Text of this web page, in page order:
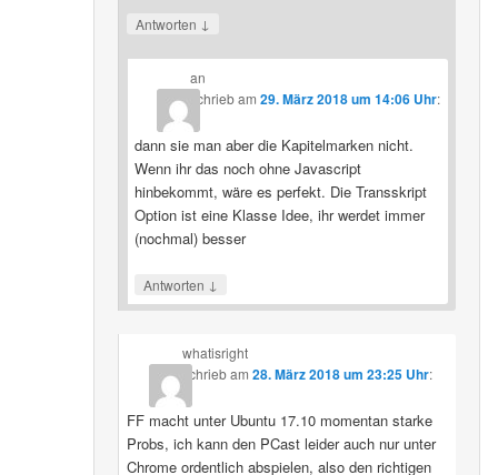
Antworten ↓
an
schriebam29. März 2018 um 14:06 Uhr:
dann sie man aber die Kapitelmarken nicht.
Wenn ihr das noch ohne Javascript
hinbekommt, wäre es perfekt. Die Transskript
Option ist eine Klasse Idee, ihr werdet immer
(nochmal) besser
Antworten ↓
whatisright
schriebam 28. März 2018 um 23:25 Uhr:
FF macht unter Ubuntu 17.10 momentan starke
Probs, ich kann den PCast leider auch nur unter
Chrome ordentlich abspielen, also den richtigen